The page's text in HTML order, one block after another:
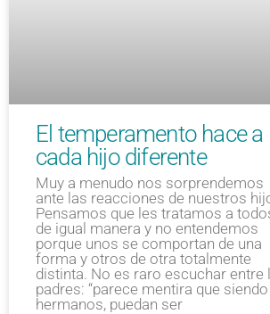
El temperamento hace a
cada hijo diferente
Muy a menudo nos sorprendemos
ante las reacciones de nuestros
Pensamos que les tratamos a
de igual manera y no entendemos
porque unos se comportan de una
forma y otros de otra totalmente
distinta. No es raro escuchar entre
padres: “parece mentira que siendo
hermanos, puedan ser